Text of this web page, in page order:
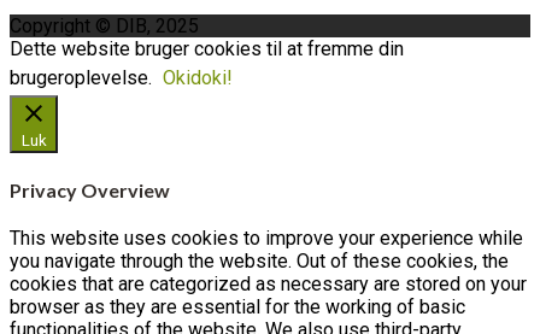
Copyright © DIB, 2025
Dette website bruger cookies til at fremme din
brugeroplevelse. Okidoki!
Luk
Privacy Overview
This website uses cookies to improve your experience while
you navigate through the website. Out of these cookies, the
cookies that are categorized as necessary are stored on your
browser as they are essential for the working of basic